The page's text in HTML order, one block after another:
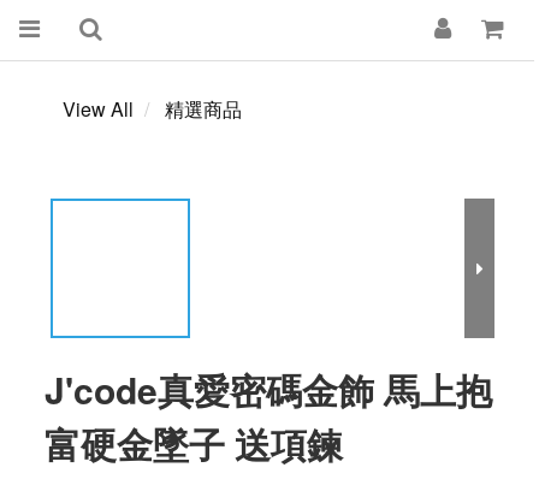
View All 精選商品
J'code真愛密碼金飾 馬上抱
富硬金墜子 送項鍊